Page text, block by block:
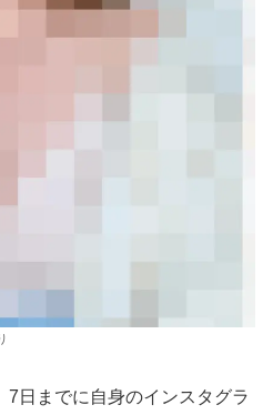
日までに自身のインスタグラ